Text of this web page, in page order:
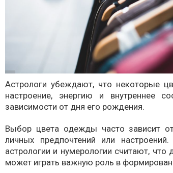
Астрологи убеждают, что некоторые
настроение, энергию и внутреннее
зависимости от дня его рождения.
Выбор цвета одежды часто зависит
личных предпочтений или
астрологии и нумерологии считают,
может играть важную роль в